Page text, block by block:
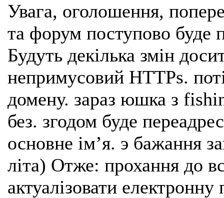
Увага, оголошення,
та форум поступово буде
Будуть декілька змін
непримусовий HTTPs.
домену. зараз юшка з
без. згодом буде
основне імʼя. э бажання
літа) Отже: прохання до
актуалізовати